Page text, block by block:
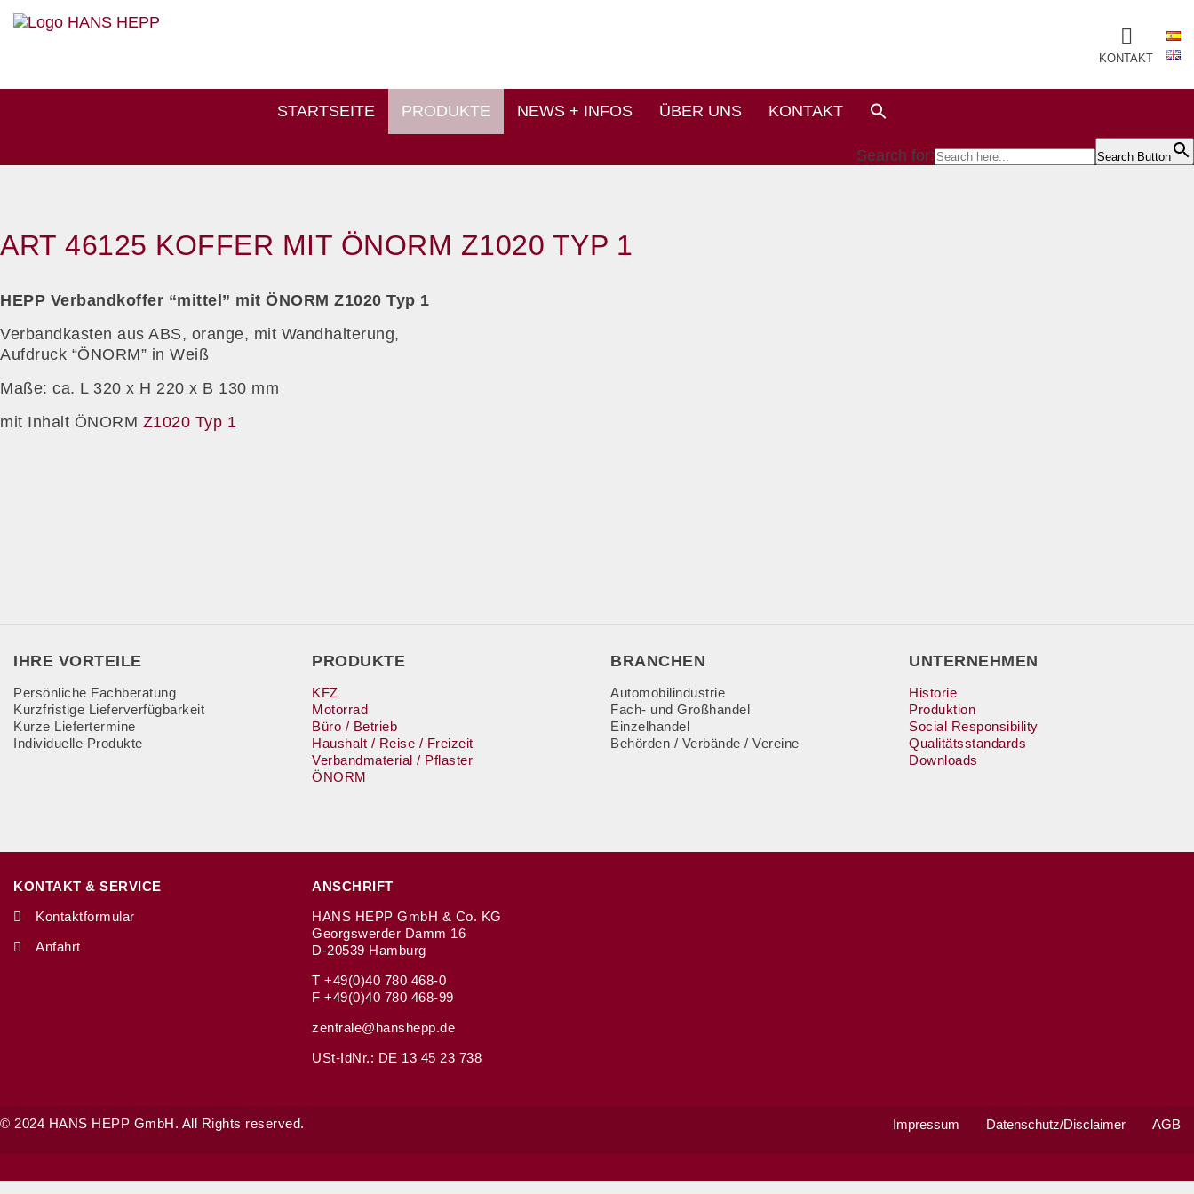
KONTAKT
STARTSEITE PRODUKTE NEWS + INFOS ÜBER UNS KONTAKT
Search for: Search Button
ART 46125 KOFFER MIT ÖNORM Z1020 TYP 1
HEPP Verbandkoffer “mittel” mit ÖNORM Z1020 Typ 1
Verbandkasten aus ABS, orange, mit Wandhalterung,
Aufdruck “ÖNORM” in Weiß
Maße: ca. L 320 x H 220 x B 130 mm
mit Inhalt ÖNORM Z1020 Typ 1
IHRE VORTEILE
Persönliche Fachberatung
Kurzfristige Lieferverfügbarkeit
Kurze Liefertermine
Individuelle Produkte
PRODUKTE
KFZ
Motorrad
Büro / Betrieb
Haushalt / Reise / Freizeit
Verbandmaterial / Pflaster
ÖNORM
BRANCHEN
Automobilindustrie
Fach- und Großhandel
Einzelhandel
Behörden / Verbände / Vereine
UNTERNEHMEN
Historie
Produktion
Social Responsibility
Qualitätsstandards
Downloads
KONTAKT & SERVICE
Kontaktformular
Anfahrt
ANSCHRIFT
HANS HEPP GmbH & Co. KG
Georgswerder Damm 16
D-20539 Hamburg
T +49(0)40 780 468-0
F +49(0)40 780 468-99
zentrale@hanshepp.de
USt-IdNr.: DE 13 45 23 738
© 2024 HANS HEPP GmbH. All Rights reserved. Impressum Datenschutz/Disclaimer AGB